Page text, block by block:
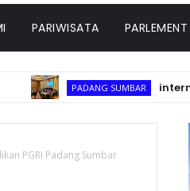
PARIWISATA PARLEMENT
PADANG SUMBAR international
PGRI Padang Sumbar